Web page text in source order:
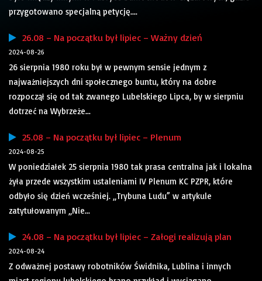
przygotowano specjalną petycję....
26.08 – Na początku był lipiec – Ważny dzień
2024-08-26
26 sierpnia 1980 roku był w pewnym sensie jednym z
najważniejszych dni społecznego buntu, który na dobre
rozpoczął się od tak zwanego Lubelskiego Lipca, by w sierpniu
dotrzeć na Wybrzeże...
25.08 – Na początku był lipiec – Plenum
2024-08-25
W poniedziałek 25 sierpnia 1980 tak prasa centralna jak i lokalna
żyła przede wszystkim ustaleniami IV Plenum KC PZPR, które
odbyło się dzień wcześniej. „Trybuna Ludu” w artykule
zatytułowanym „Nie...
24.08 – Na początku był lipiec – Załogi realizują plan
2024-08-24
Z odważnej postawy robotników Świdnika, Lublina i innych